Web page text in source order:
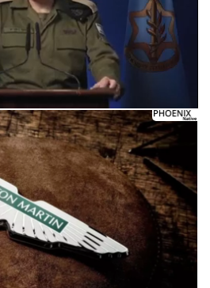
5 Отмена